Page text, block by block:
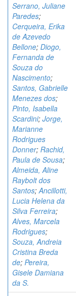
Serrano, Juliane
Paredes;
Cerqueira, Erika
de Azevedo
Bellone; Diogo,
Fernanda de
Souza do
Nascimento;
Santos, Gabrielle
Menezes dos;
Pinto, Isabella
Scardini; Jorge,
Marianne
Rodrigues
Donner; Rachid,
Paula de Sousa;
Almeida, Aline
Raybolt dos
Santos;Ancillotti,
Lucia Helena da
Silva Ferreira;
Alves, Marcela
Rodrigues;
Souza, Andreia
Cristina Breda
de; Pereira,
Gisele Damiana
da S.